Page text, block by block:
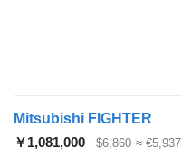
Mitsubishi FIGHTER
￥1,081,000
$6,860 ≈ €5,937